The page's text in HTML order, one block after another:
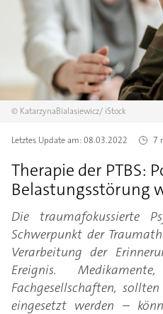
© KatarzynaBialasiewicz/ iStock
Letztes Update am:08.03.2022 7
Therapie der PTBS:
Belastungsstörung
Die traumafokussierte
Schwerpunkt der
Verarbeitung der
Ereignis.
Fachgesellschaften,
eingesetzt werden –